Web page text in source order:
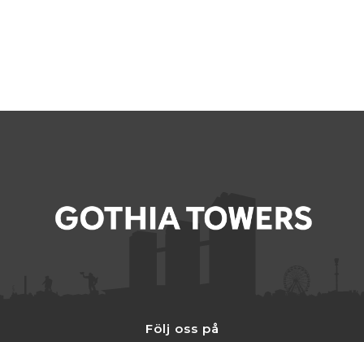
Följ oss på